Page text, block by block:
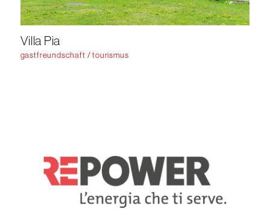
Villa Pia
gastfreundschaft / tourismus